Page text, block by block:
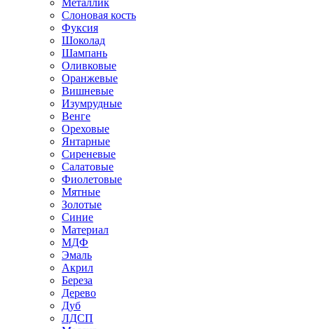
Металлик
Слоновая кость
Фуксия
Шоколад
Шампань
Оливковые
Оранжевые
Вишневые
Изумрудные
Венге
Ореховые
Янтарные
Сиреневые
Салатовые
Фиолетовые
Мятные
Золотые
Синие
Материал
МДФ
Эмаль
Акрил
Береза
Дерево
Дуб
ЛДСП